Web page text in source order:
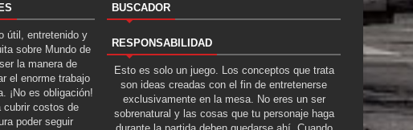
útil, entretenido y
sobre Mundo de
la manera de
el enorme trabajo
¡No es obligación!
cubrir costos de
poder seguir
BUSCADOR
RESPONSABILIDAD
Esto es solo un juego. Los conceptos que trata
son ideas creadas con el fin de entretenerse
exclusivamente en la mesa. No eres un ser
sobrenatural y las cosas que tu personaje haga